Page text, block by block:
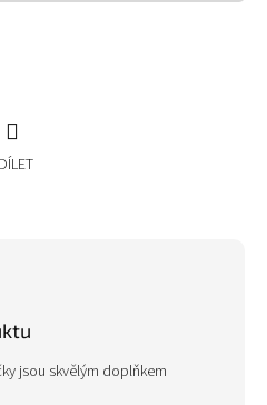
jsou skvělým doplňkem